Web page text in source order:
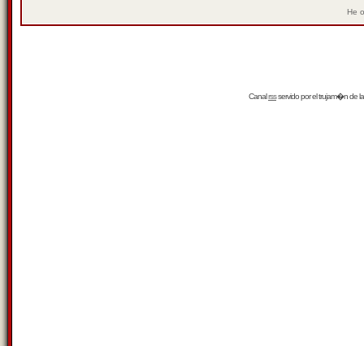
He
Canalrssservido por eltrujam�nde